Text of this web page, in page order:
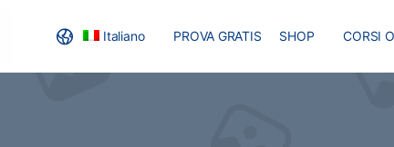
Italiano PROVA GRATIS SHOP CORSI